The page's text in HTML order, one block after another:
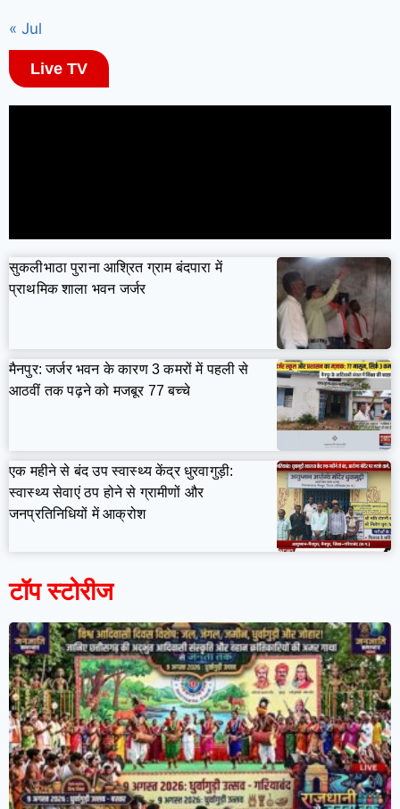
« Jul
Live TV
सुकलीभाठा पुराना आश्रित ग्राम बंदपारा में
प्राथमिक शाला भवन जर्जर
मैनपुर: जर्जर भवन के कारण 3 कमरों में पहली से
आठवीं तक पढ़ने को मजबूर 77 बच्चे
एक महीने से बंद उप स्वास्थ्य केंद्र धुरवागुड़ी:
स्वास्थ्य सेवाएं ठप होने से ग्रामीणों और
जनप्रतिनिधियों में आक्रोश
टॉप स्टोरीज